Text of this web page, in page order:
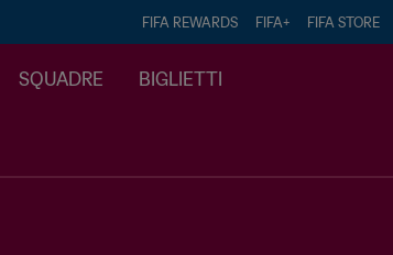
FIFA REWARDS FIFA+ FIFA STORE
SQUADRE BIGLIETTI